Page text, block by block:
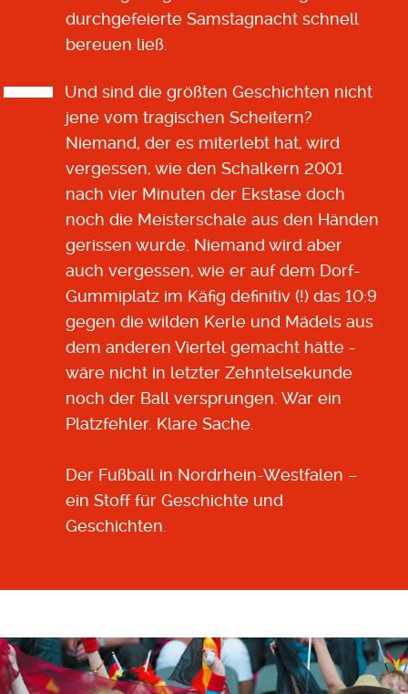
durchgefeierte Samstagnacht schnell
bereuen ließ.
Und sind die größten Geschichten nicht
jene vom tragischen Scheitern?
Niemand, der es miterlebt hat, wird
vergessen, wie den Schalkern 2001
nach vier Minuten der Ekstase doch
noch die Meisterschale aus den Händen
gerissen wurde. Niemand wird aber
auch vergessen, wie er auf dem Dorf-
Gummiplatz im Käfig definitiv (!) das 10:9
gegen die wilden Kerle und Mädels aus
dem anderen Viertel gemacht hätte -
wäre nicht in letzter Zehntelsekunde
noch der Ball versprungen. War ein
Platzfehler. Klare Sache.
Der Fußball in Nordrhein-Westfalen –
ein Stoff für Geschichte und
Geschichten.